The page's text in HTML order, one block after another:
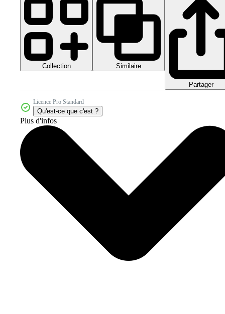
Collection Similaire
Partager
Licence Pro Standard
Qu'est-ce que c'est ?
Plus d'infos